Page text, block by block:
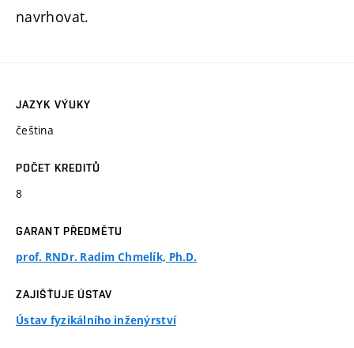
navrhovat.
JAZYK VÝUKY
čeština
POČET KREDITŮ
8
GARANT PŘEDMĚTU
prof. RNDr. Radim Chmelík, Ph.D.
ZAJIŠŤUJE ÚSTAV
Ústav fyzikálního inženýrství